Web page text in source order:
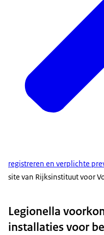
registreren en verplichte
site van Rijksinstituut voor
Legionella
installaties voor